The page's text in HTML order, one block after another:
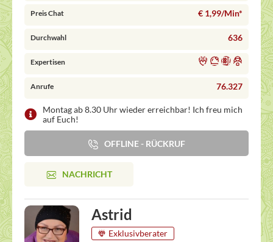
Preis Chat € 1,99/Min*
Durchwahl 636
Expertisen
Anrufe 76.327
Montag ab 8.30 Uhr wieder erreichbar! Ich freu mich
auf Euch!
OFFLINE - RÜCKRUF
NACHRICHT
Astrid
Exklusivberater